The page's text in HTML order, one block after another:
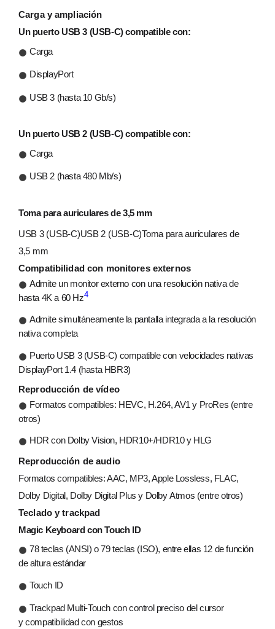
Carga y ampliación
Un puerto USB 3 (USB‑C) compatible con:
Carga
DisplayPort
USB 3 (hasta 10 Gb/s)
Un puerto USB 2 (USB‑C) compatible con:
Carga
USB 2 (hasta 480 Mb/s)
Toma para auriculares de 3,5 mm
USB 3 (USB‑C)USB 2 (USB‑C)Toma para auriculares de
3,5 mm
Compatibilidad con monitores externos
Admite un monitor externo con una resolución nativa de
hasta 4K a 60 Hz4
Admite simultáneamente la pantalla integrada a la resolución
nativa completa
Puerto USB 3 (USB‑C) compatible con velocidades nativas
DisplayPort 1.4 (hasta HBR3)
Reproducción de vídeo
Formatos compatibles: HEVC, H.264, AV1 y ProRes (entre
otros)
HDR con Dolby Vision, HDR10+/HDR10 y HLG
Reproducción de audio
Formatos compatibles: AAC, MP3, Apple Lossless, FLAC,
Dolby Digital, Dolby Digital Plus y Dolby Atmos (entre otros)
Teclado y trackpad
Magic Keyboard con Touch ID
78 teclas (ANSI) o 79 teclas (ISO), entre ellas 12 de función
de altura estándar
Touch ID
Trackpad Multi‑Touch con control preciso del cursor
y compatibilidad con gestos